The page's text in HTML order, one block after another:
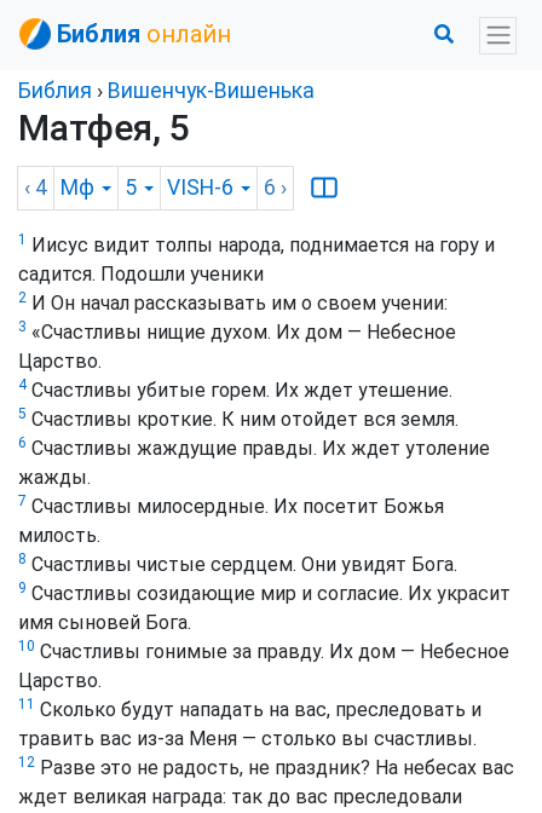
Библия онлайн
Библия › Вишенчук-Вишенька
Матфея, 5
‹ 4 Мф 5 VISH-6 6 ›
1
Иисус видит толпы народа, поднимается на гору и
садится. Подошли ученики
2 И Он начал рассказывать им о своем учении:
3 «Счастливы нищие духом. Их дом — Небесное
Царство.
4Счастливы убитые горем. Их ждет утешение.
5 Счастливы кроткие. К ним отойдет вся земля.
6 Счастливы жаждущие правды. Их ждет утоление
жажды.
7 Счастливы милосердные. Их посетит Божья
милость.
8 Счастливы чистые сердцем. Они увидят Бога.
9 Счастливы созидающие мир и согласие. Их украсит
имя сыновей Бога.
10 Счастливы гонимые за правду. Их дом — Небесное
Царство.
11 Сколько будут нападать на вас, преследовать и
травить вас из-за Меня — столько вы счастливы.
12 Разве это не радость, не праздник? На небесах вас
ждет великая награда: так до вас преследовали